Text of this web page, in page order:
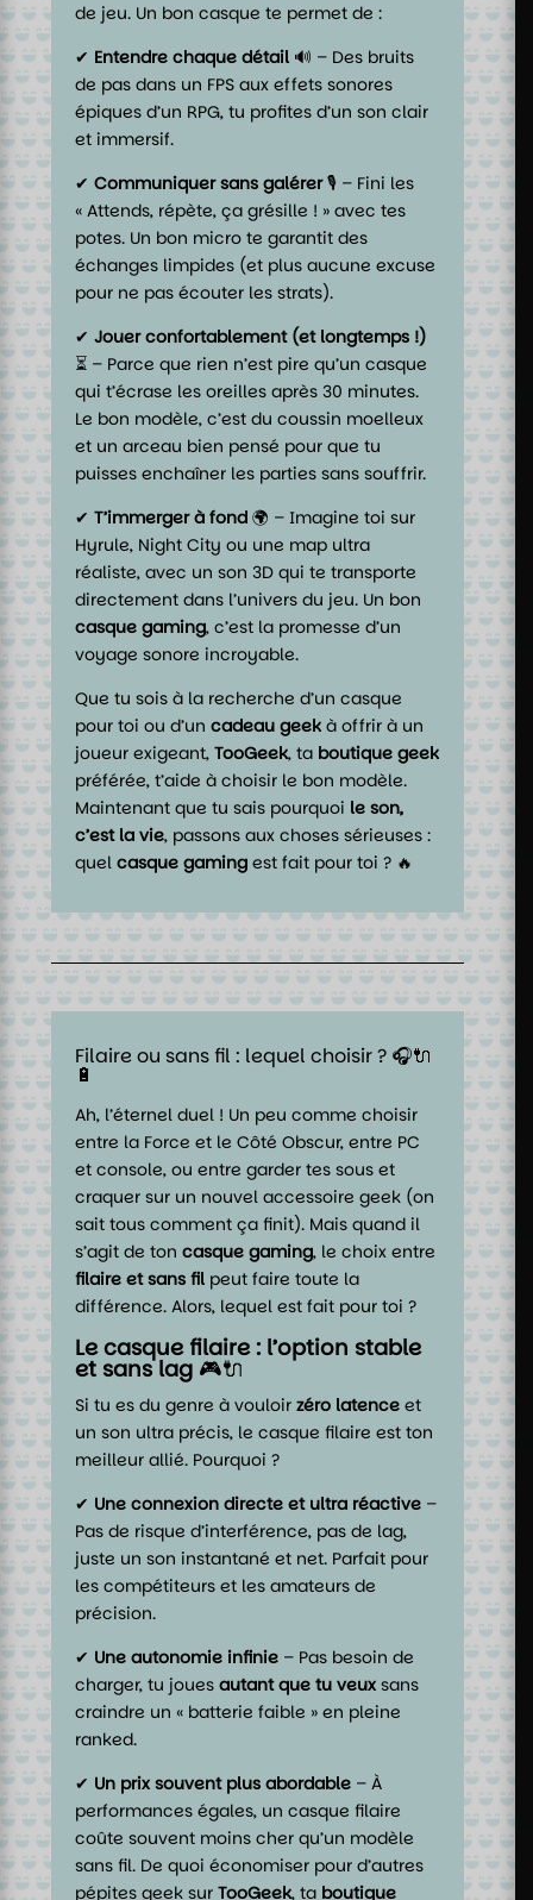
de jeu. Un bon casque te permet de :
✔ Entendre chaque détail 🔊 – Des bruits
de pas dans un FPS aux effets sonores
épiques d’un RPG, tu profites d’un son clair
et immersif.
✔Communiquer sans galérer🎙️ – Fini les
« Attends, répète, ça grésille ! » avec tes
potes. Un bon micro te garantit des
échanges limpides (et plus aucune excuse
pour ne pas écouter les strats).
✔Jouer confortablement (et longtemps !)
⏳ – Parce que rien n’est pire qu’un casque
qui t’écrase les oreilles après 30 minutes.
Le bon modèle, c’est du coussin moelleux
et un arceau bien pensé pour que tu
puisses enchaîner les parties sans souffrir.
✔T’immerger à fond 🌍 – Imagine toi sur
Hyrule, Night City ou une map ultra
réaliste, avec un son 3D qui te transporte
directement dans l’univers du jeu. Un bon
casque gaming, c’est la promesse d’un
voyage sonore incroyable.
Que tu sois à la recherche d’un casque
pour toi ou d’uncadeau geek à offrir à un
joueur exigeant,TooGeek, ta boutique geek
préférée, t’aide à choisir le bon modèle.
Maintenant que tu sais pourquoi le son,
c’est la vie, passons aux choses sérieuses :
quelcasque gaming est fait pour toi ? 🔥
Filaire ou sans fil : lequel choisir ? 🎧🔌
🔋
Ah, l’éternel duel ! Un peu comme choisir
entre la Force et le Côté Obscur, entre PC
et console, ou entre garder tes sous et
craquer sur un nouvel accessoire geek (on
sait tous comment ça finit). Mais quand il
s’agit de toncasque gaming, le choix entre
filaire et sans fil peut faire toute la
différence. Alors, lequel est fait pour toi ?
Le casque filaire : l’option stable
et sans lag 🎮🔌
Si tu es du genre à vouloirzéro latence et
un son ultra précis, le casque filaire est ton
meilleur allié. Pourquoi ?
✔ Une connexion directe et ultra réactive –
Pas de risque d’interférence, pas de lag,
juste un son instantané et net. Parfait pour
les compétiteurs et les amateurs de
précision.
✔ Une autonomie infinie – Pas besoin de
charger, tu jouesautant que tu veux sans
craindre un « batterie faible » en pleine
ranked.
✔ Un prix souvent plus abordable – À
performances égales, un casque filaire
coûte souvent moins cher qu’un modèle
sans fil. De quoi économiser pour d’autres
pépites geek surTooGeek, ta boutique